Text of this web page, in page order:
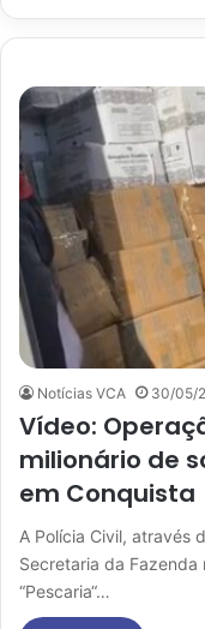
Notícias VCA 30/05/
Vídeo:
milionário de
em Conquista
A Polícia Civil, através
Secretaria da Fazenda
“Pescaria“…